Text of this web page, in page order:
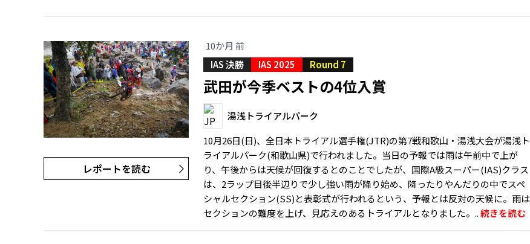
レポートを読む
10か月 前
IAS 決勝
IAS 2025 Round 7
武田が今季ベストの4位入賞
湯浅トライアルパーク
10月26日(日)、全日本トライアル選手権(JTR)の第7戦和歌山・湯浅大会が湯浅ト
ライアルパーク(和歌山県)で行われました。当日の予報では雨は午前中で上が
り、午後からは天候が回復するとのことでしたが、国際A級スーパー(IAS)クラス
は、2ラップ目後半辺りで少し強い雨が降り始め、降ったりやんだりの中でスペ
シャルセクション(SS)と表彰式が行われるという、予報とは反対の天候に。雨は
セクションの難度を上げ、見応えのあるトライアルとなりました。..続きを読む